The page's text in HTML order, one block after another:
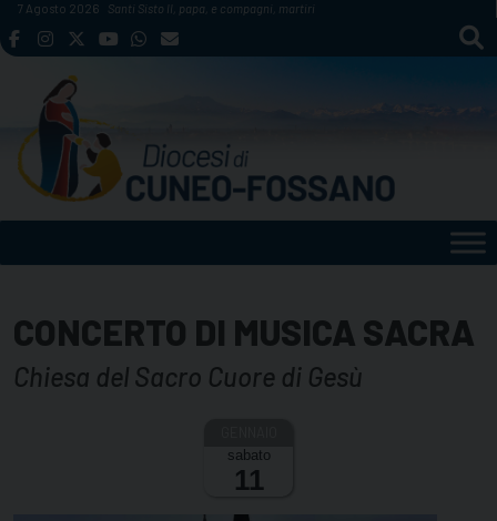
Skip
to
7 Agosto 2026 Santi Sisto II, papa, e compagni, martiri
CONCERTO DI MUSICA SACRA
Chiesa del Sacro Cuore di Gesù
sabato
11